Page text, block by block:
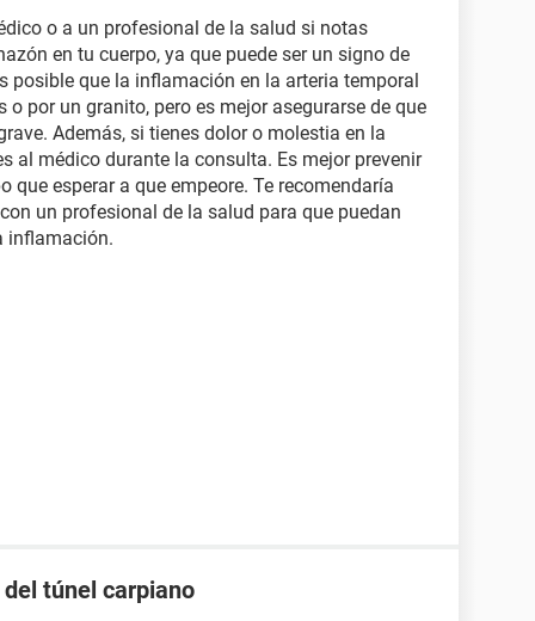
o a un profesional de la salud si notas
en tu cuerpo, ya que puede ser un signo de
posible que la inflamación en la arteria temporal
por un granito, pero es mejor asegurarse de que
Además, si tienes dolor o molestia en la
al médico durante la consulta. Es mejor prevenir
esperar a que empeore. Te recomendaría
un profesional de la salud para que puedan
inflamación.
túnel carpiano